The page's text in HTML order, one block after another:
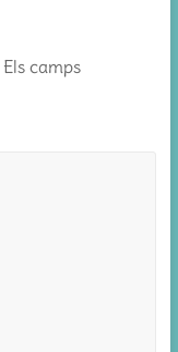
Els camps